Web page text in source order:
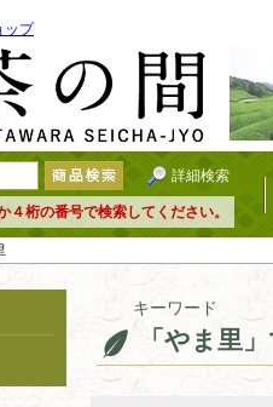
ップ
詳細検索
４桁の番号で検索してください。
キーワード
「やま里